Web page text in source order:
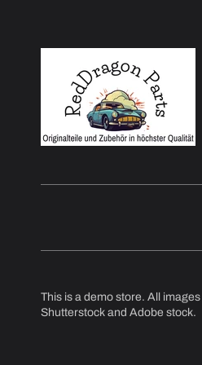
This is a demo store. All
Shutterstock and Adobe stock.